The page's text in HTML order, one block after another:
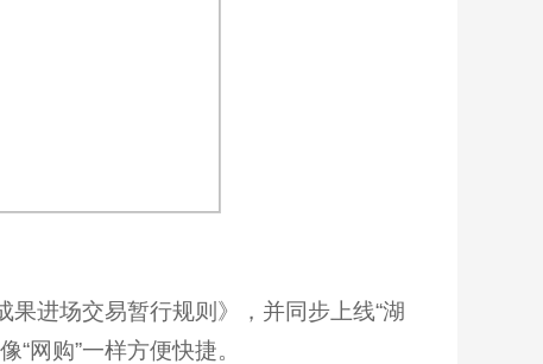
进场交易暂行规则》，并同步上线“湖
网购”一样方便快捷。